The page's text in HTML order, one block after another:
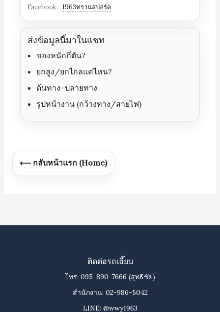
Facebook: 1963ทรานสปอร์ต
ส่งข้อมูลนี้มาในแชท
ของหนักกี่ตัน?
ยกสูง/ยกไกลแค่ไหน?
ต้นทาง–ปลายทาง
รูปหน้างาน (กว้างทาง/สายไฟ)
⟵ กลับหน้าแรก (Home)
ติดต่อรถเฮี๊ยบ
โทร: 095-890-7666 (สุทธิชัย)
สำนักงาน: 02-986-5042
LINE: @wwy1963